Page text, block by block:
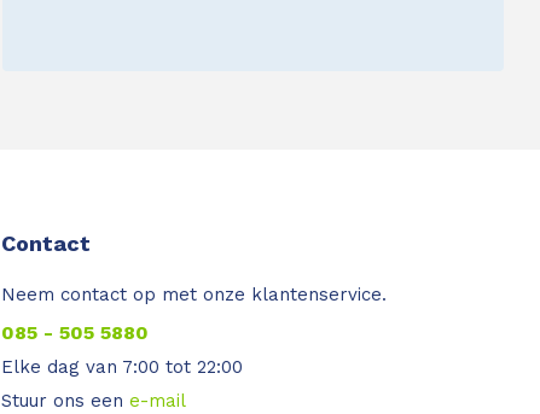
Contact
Neem contact op met onze klantenservice.
085 - 505 5880
Elke dag van 7:00 tot 22:00
Stuur ons een e-mail